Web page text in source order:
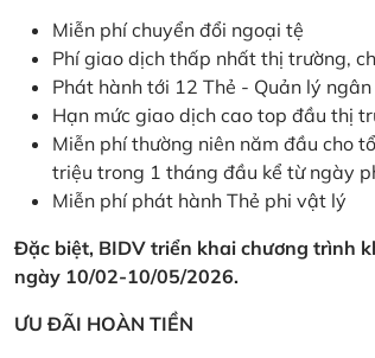
Miễn phí chuyển đổi ngoại tệ
Phí giao dịch thấp nhất thị trường,
Phát hành tới 12 Thẻ - Quản lý
Hạn mức giao dịch cao top đầu thị
Miễn phí thường niên năm đầu cho
triệu trong 1 tháng đầu kể từ ngày
Miễn phí phát hành Thẻ phi vật lý
Đặc biệt, BIDV triển khai chương trình
ngày 10/02-10/05/2026.
ƯU ĐÃI HOÀN TIỀN